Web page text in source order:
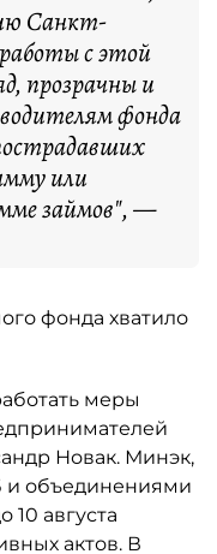
Санкт-
с этой
прозрачны и
фонда
или
займов", —
фонда хватило
меры
Новак. Минэк,
объединениями
августа
актов. В